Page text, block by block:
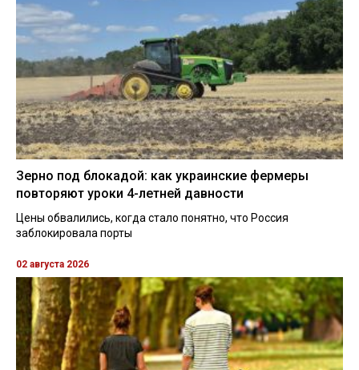
Зерно под блокадой: как украинские фермеры
повторяют уроки 4-летней давности
Цены обвалились, когда стало понятно, что Россия
заблокировала порты
02 августа 2026